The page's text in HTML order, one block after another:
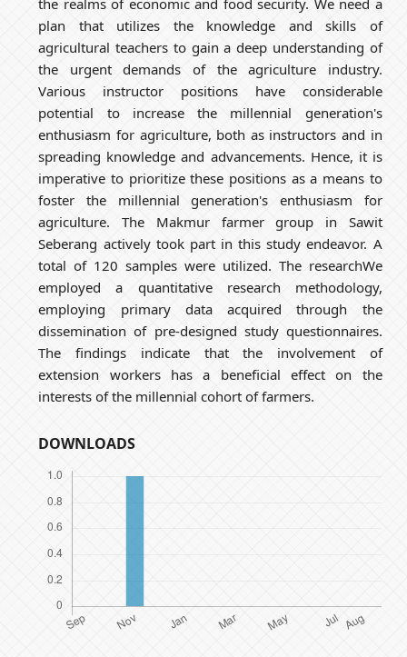
plan that utilizes the knowledge and skills of
agricultural teachers to gain a deep understanding of
the urgent demands of the agriculture industry.
Various instructor positions have considerable
potential to increase the millennial generation's
enthusiasm for agriculture, both as instructors and in
spreading knowledge and advancements. Hence, it is
imperative to prioritize these positions as a means to
foster the millennial generation's enthusiasm for
agriculture. The Makmur farmer group in Sawit
Seberang actively took part in this study endeavor. A
total of 120 samples were utilized. The researchWe
employed a quantitative research methodology,
employing primary data acquired through the
dissemination of pre-designed study questionnaires.
The findings indicate that the involvement of
extension workers has a beneficial effect on the
interests of the millennial cohort of farmers.
DOWNLOADS